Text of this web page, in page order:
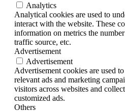
Analytics
Analytical cookies are used to
interact with the website. These
information on metrics the
traffic source, etc.
Advertisement
Advertisement
Advertisement cookies are used
relevant ads and marketing
visitors across websites and
customized ads.
Others